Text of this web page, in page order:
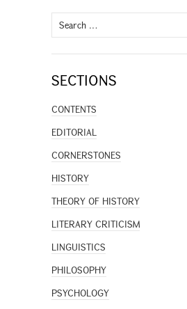
Search
for:
SECTIONS
CONTENTS
EDITORIAL
CORNERSTONES
HISTORY
THEORY OF HISTORY
LITERARY CRITICISM
LINGUISTICS
PHILOSOPHY
PSYCHOLOGY